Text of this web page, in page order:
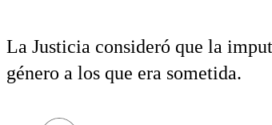
La Justicia consideró que la
género a los que era sometida.